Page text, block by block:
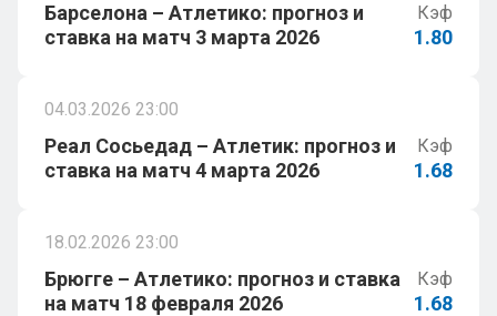
Барселона – Атлетико: прогноз и
ставка на матч 3 марта 2026
Кэф
1.80
04.03.2026 23:00
Реал Сосьедад – Атлетик: прогноз и
ставка на матч 4 марта 2026
Кэф
1.68
18.02.2026 23:00
Брюгге – Атлетико: прогноз и ставка
на матч 18 февраля 2026
Кэф
1.68